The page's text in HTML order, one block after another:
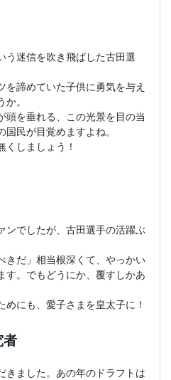
う迷信を吹き飛ばした古田選
を諦めていた子供に勇気を与え
。
頭を垂れる、この光景を目の当
国民が目覚めますよね。
くしましょう！
ンでしたが、古田選手の活躍ぶ
きだ」相当根深くて、やっかい
す。でもどうにか、覆すしかあ
めにも、愛子さまを皇太子に！
者
きました。あの年のドラフトは